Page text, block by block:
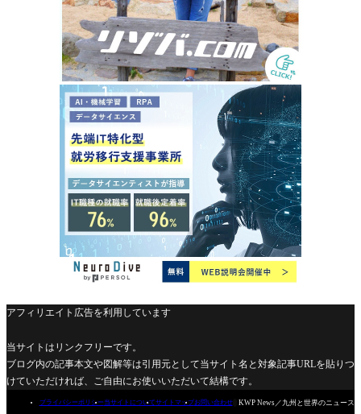
アフィリエイト広告を利用しています
当サイトはリンクフリーです。
ブログ内の記事本文や図解等は引用元として当サイト名と対象記事URLを貼りつ
けていただければ、ご自由にお使いいただいて結構です。
プライバシーポリシー当サイトについてサイトマップお問い合わせ KWP News／九州と世界のニュース